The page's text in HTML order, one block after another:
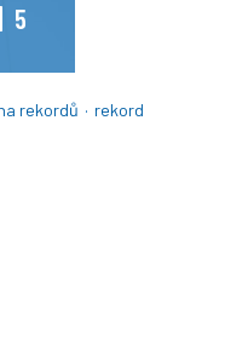
5
rekordů · rekord